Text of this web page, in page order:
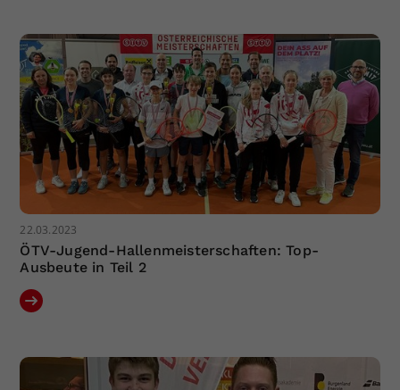
22.03.2023
ÖTV-Jugend-Hallenmeisterschaften: Top-
Ausbeute in Teil 2
Zweck
Einstellungen. Unter anderem eine
zufällig generierte ID, für die
historische Speicherung Ihrer
vorgenommen Einstellungen, falls der
Webseiten-Betreiber dies eingestellt
hat.